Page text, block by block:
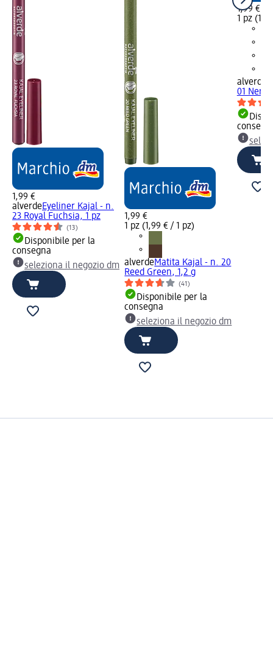
1,99 €
alverdeEyeliner Kajal - n.
23 Royal Fuchsia, 1 pz
(13)
Disponibile per la
consegna
seleziona il negozio dm
1,99 €
1 pz (1,99 € / 1 pz)
alverdeMatita Kajal - n. 20
Reed Green, 1,2 g
(41)
Disponibile per la
consegna
seleziona il negozio dm
1,99 €
1 pz
alverde
01 Nero,